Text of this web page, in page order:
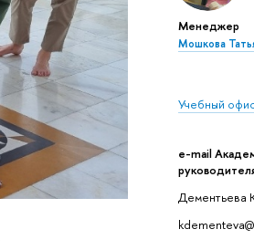
Менеджер
Мошкова
Учебный
e-mail
Дементьева